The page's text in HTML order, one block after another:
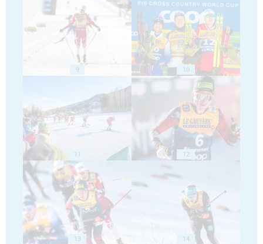
9 10
11 12
13 14